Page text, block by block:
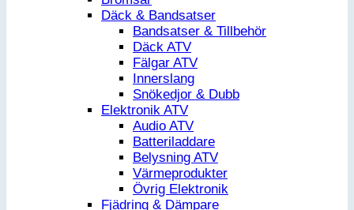
Däck & Bandsatser
Bandsatser & Tillbehör
Däck ATV
Fälgar ATV
Innerslang
Snökedjor & Dubb
Elektronik ATV
Audio ATV
Batteriladdare
Belysning ATV
Värmeprodukter
Övrig Elektronik
Fjädring & Dämpare